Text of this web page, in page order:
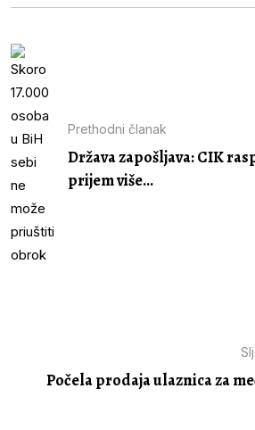
Prethodni članak
Država zapošljava: CIK
prijem više...
Počela prodaja ulaznica za